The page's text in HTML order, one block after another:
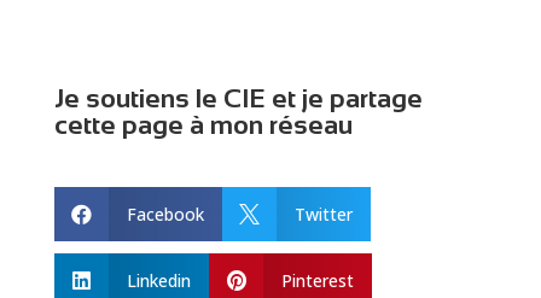
Je soutiens le CIE et je partage
cette page à mon réseau
 Facebook  Twitter
 Linkedin  Pinterest